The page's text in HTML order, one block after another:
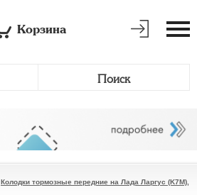
Корзина
Поиск
Колодки тормозные передние на Лада Ларгус (K7M),